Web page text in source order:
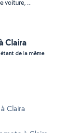
voiture, ..
Claira
de la même
Claira